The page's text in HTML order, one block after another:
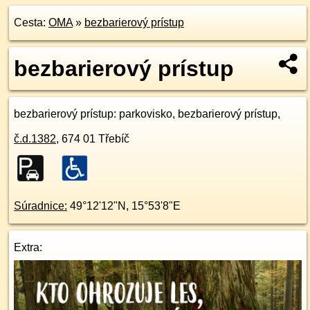
Cesta: OMA» bezbarierový prístup
bezbarierový prístup
bezbarierový prístup: parkovisko, bezbarierový prístup,
č.d.1382, 674 01 Třebíč
Súradnice: 49°12'12"N , 15°53'8"E
Extra: